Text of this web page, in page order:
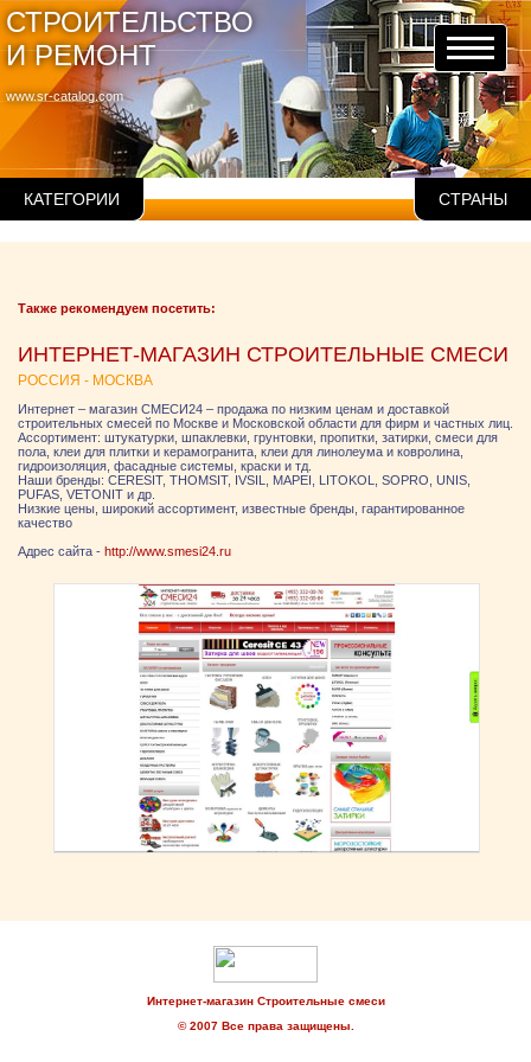
www.sr-catalog.com
СТРОИТЕЛЬСТВО
И РЕМОНТ
КАТЕГОРИИ СТРАНЫ
Также рекомендуем посетить:
ИНТЕРНЕТ-МАГАЗИН СТРОИТЕЛЬНЫЕ СМЕСИ
РОССИЯ - МОСКВА
Интернет – магазин СМЕСИ24 – продажа по низким ценам и доставкой
строительных смесей по Москве и Московской области для фирм и частных лиц.
Ассортимент: штукатурки, шпаклевки, грунтовки, пропитки, затирки, смеси для
пола, клеи для плитки и керамогранита, клеи для линолеума и ковролина,
гидроизоляция, фасадные системы, краски и тд.
Наши бренды: CERESIT, THOMSIT, IVSIL, MAPEI, LITOKOL, SOPRO, UNIS,
PUFAS, VETONIT и др.
Низкие цены, широкий ассортимент, известные бренды, гарантированное
качество
Адрес сайта - http://www.smesi24.ru
Интернет-магазин Строительные смеси
© 2007 Все права защищены.